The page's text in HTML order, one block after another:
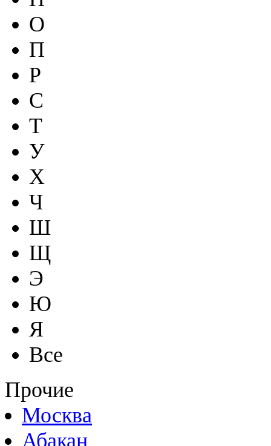
О
П
Р
С
Т
У
Х
Ч
Ш
Щ
Э
Ю
Я
Все
Прочие
Москва
Абакан